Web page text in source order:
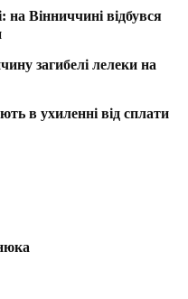
Вінниччині відбувся
загибелі лелеки на
в ухиленні від сплати